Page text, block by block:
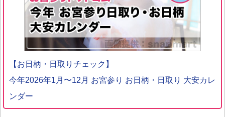
【お日柄・日取りチェック】
今年2026年1月〜12月 お宮参り お日柄・日取り 大安カレ
ンダー